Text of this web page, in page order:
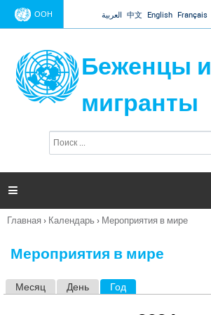
Jump to navigation
ООН العربية 中文 English Français
Беженцы и
мигранты
п
и

Вы
Главная › Календарь › Мероприятия в мире
Мероприятия в мире
Месяц День Год